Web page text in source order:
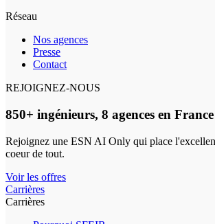
Réseau
Nos agences
Presse
Contact
REJOIGNEZ-NOUS
850+ ingénieurs, 8 agences en
Rejoignez une ESN AI Only qui place
coeur de tout.
Voir les offres
Carrières
Carrières